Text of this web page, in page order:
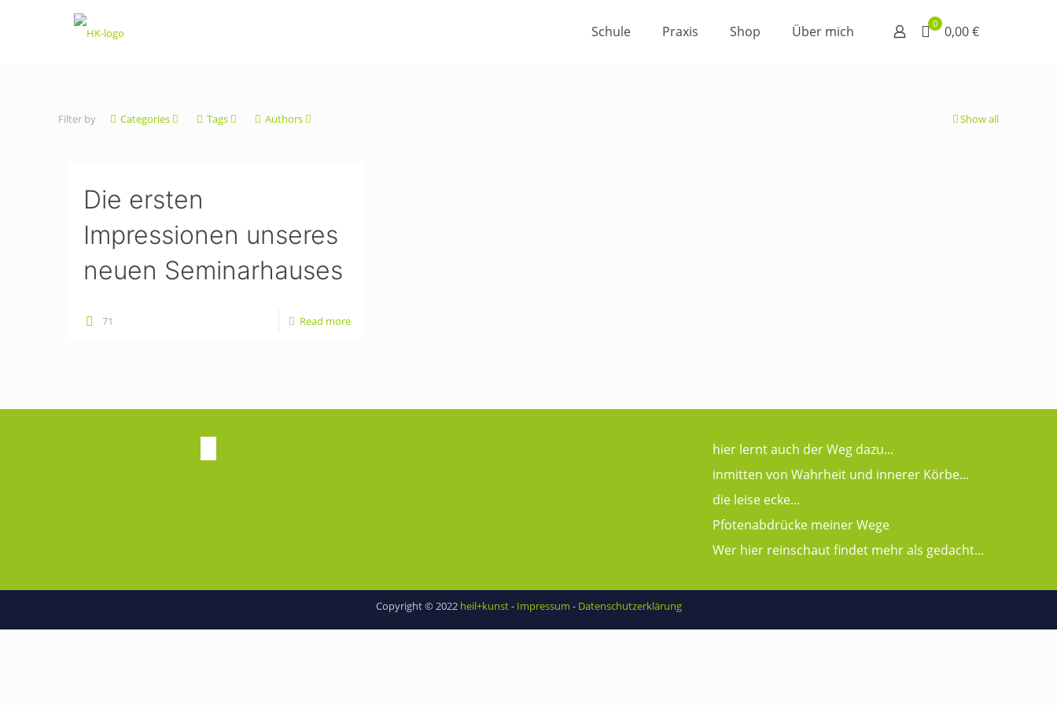
Schule Praxis Shop Über mich 0 0,00 €
Filter by Categories Tags Authors Show all
Die ersten
Impressionen unseres
neuen Seminarhauses
71 Read more
hier lernt auch der Weg dazu...
inmitten von Wahrheit und innerer Körbe...
die leise ecke...
Pfotenabdrücke meiner Wege
Wer hier reinschaut findet mehr als gedacht...
Copyright © 2022 heil+kunst- Impressum - Datenschutzerklärung